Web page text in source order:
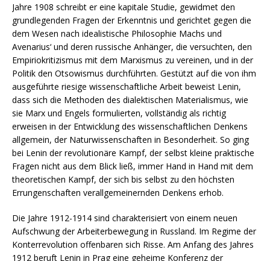
Jahre 1908 schreibt er eine kapitale Studie, gewidmet den
grundlegenden Fragen der Erkenntnis und gerichtet gegen die
dem Wesen nach idealistische Philosophie Machs und
Avenarius‘ und deren russische Anhänger, die versuchten, den
Empiriokritizismus mit dem Marxismus zu vereinen, und in der
Politik den Otsowismus durchführten. Gestützt auf die von ihm
ausgeführte riesige wissenschaftliche Arbeit beweist Lenin,
dass sich die Methoden des dialektischen Materialismus, wie
sie Marx und Engels formulierten, vollständig als richtig
erweisen in der Entwicklung des wissenschaftlichen Denkens
allgemein, der Naturwissenschaften in Besonderheit. So ging
bei Lenin der revolutionäre Kampf, der selbst kleine praktische
Fragen nicht aus dem Blick ließ, immer Hand in Hand mit dem
theoretischen Kampf, der sich bis selbst zu den höchsten
Errungenschaften verallgemeinerndеn Denkens erhob.
Die Jahre 1912-1914 sind charakterisiert von einem neuen
Aufschwung der Arbeiterbewegung in Russland. Im Regime der
Konterrevolution offenbaren sich Risse. Am Anfang des Jahres
1912 beruft Lenin in Prag eine geheime Konferenz der